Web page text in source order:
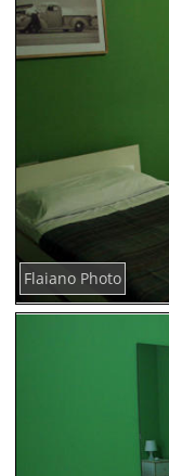
Flaiano Photo